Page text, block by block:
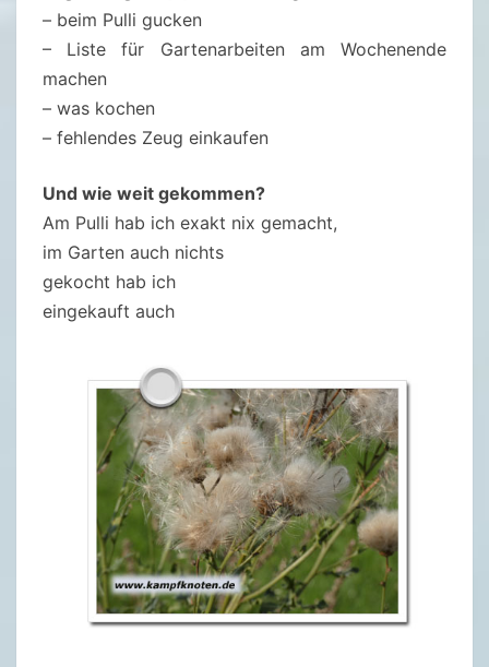
.
9
.
S
A
M
S
T
A
G
)
U
– beim Pulli gucken
– Liste für Gartenarbeiten am Wochenende
machen
– was kochen
– fehlendes Zeug einkaufen
Und wie weit gekommen?
Am Pulli hab ich exakt nix gemacht,
im Garten auch nichts
gekocht hab ich
eingekauft auch